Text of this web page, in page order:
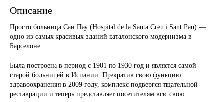
Описание
Просто больница Сан Пау (Hospital de la Santa Creu i Sant Pau) —
одно из самых красивых зданий каталонского модернизма в
Барселоне.
Была построена в период с 1901 по 1930 год и является самой
старой больницей в Испании. Прекратив свою функцию
здравоохранения в 2009 году, комплекс подвергся тщательной
реставрации и теперь представляет посетителям всю свою